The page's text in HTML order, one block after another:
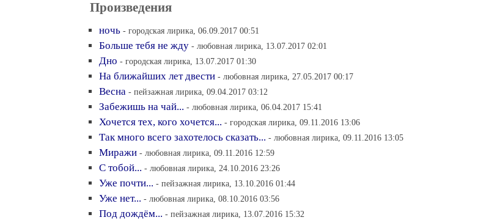
Произведения
ночь - городская лирика, 06.09.2017 00:51
Больше тебя не жду - любовная лирика, 13.07.2017 02:01
Дно - городская лирика, 13.07.2017 01:30
На ближайших лет двести - любовная лирика, 27.05.2017 00:17
Весна - пейзажная лирика, 09.04.2017 03:12
Забежишь на чай... - любовная лирика, 06.04.2017 15:41
Хочется тех, кого хочется... - городская лирика, 09.11.2016 13:06
Так много всего захотелось сказать... - любовная лирика, 09.11.2016 13:05
Миражи - любовная лирика, 09.11.2016 12:59
С тобой... - любовная лирика, 24.10.2016 23:26
Уже почти... - пейзажная лирика, 13.10.2016 01:44
Уже нет... - любовная лирика, 08.10.2016 03:56
Под дождём... - пейзажная лирика, 13.07.2016 15:32